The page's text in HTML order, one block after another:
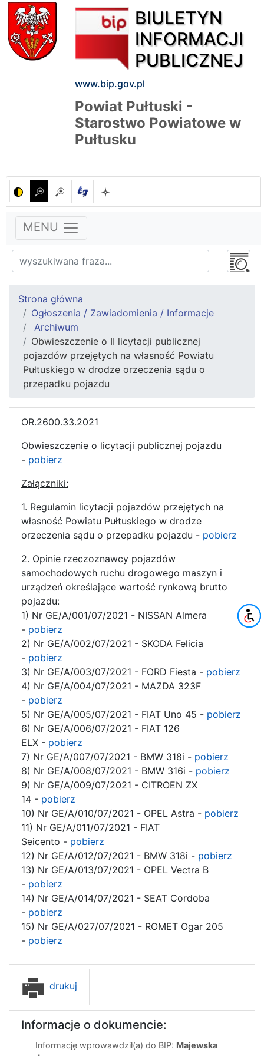
BIULETYN
INFORMACJI
PUBLICZNEJ
www.bip.gov.pl
Powiat Pułtuski -
Starostwo Powiatowe w
Pułtusku
MENU
Strona główna
Ogłoszenia / Zawiadomienia / Informacje
Archiwum
Obwieszczenie o II licytacji publicznej
pojazdów przejętych na własność Powiatu
Pułtuskiego w drodze orzeczenia sądu o
przepadku pojazdu
OR.2600.33.2021
Obwieszczenie o licytacji publicznej pojazdu
- pobierz
Załączniki:
1. Regulamin licytacji pojazdów przejętych na
własność Powiatu Pułtuskiego w drodze
orzeczenia sądu o przepadku pojazdu - pobierz
2. Opinie rzeczoznawcy pojazdów
samochodowych ruchu drogowego maszyn i
urządzeń określające wartość rynkową brutto
pojazdu:
1) Nr GE/A/001/07/2021 - NISSAN Almera
- pobierz
2) Nr GE/A/002/07/2021 - SKODA Felicia
- pobierz
3) Nr GE/A/003/07/2021 - FORD Fiesta - pobierz
4) Nr GE/A/004/07/2021 - MAZDA 323F
- pobierz
5) Nr GE/A/005/07/2021 - FIAT Uno 45 - pobierz
6) Nr GE/A/006/07/2021 - FIAT 126
ELX - pobierz
7) Nr GE/A/007/07/2021 - BMW 318i - pobierz
8) Nr GE/A/008/07/2021 - BMW 316i - pobierz
9) Nr GE/A/009/07/2021 - CITROEN ZX
14 - pobierz
10) Nr GE/A/010/07/2021 - OPEL Astra - pobierz
11) Nr GE/A/011/07/2021 - FIAT
Seicento - pobierz
12) Nr GE/A/012/07/2021 - BMW 318i - pobierz
13) Nr GE/A/013/07/2021 - OPEL Vectra B
- pobierz
14) Nr GE/A/014/07/2021 - SEAT Cordoba
- pobierz
15) Nr GE/A/027/07/2021 - ROMET Ogar 205
- pobierz
drukuj
Informacje o dokumencie:
Informację wprowawdził(a) do BIP: Majewska